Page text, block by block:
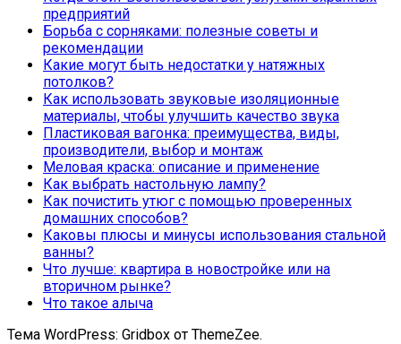
предприятий
Борьба с сорняками: полезные советы и
рекомендации
Какие могут быть недостатки у натяжных
потолков?
Как использовать звуковые изоляционные
материалы, чтобы улучшить качество звука
Пластиковая вагонка: преимущества, виды,
производители, выбор и монтаж
Меловая краска: описание и применение
Как выбрать настольную лампу?
Как почистить утюг с помощью проверенных
домашних способов?
Каковы плюсы и минусы использования стальной
ванны?
Что лучше: квартира в новостройке или на
вторичном рынке?
Что такое алыча
Тема WordPress: Gridbox от ThemeZee.